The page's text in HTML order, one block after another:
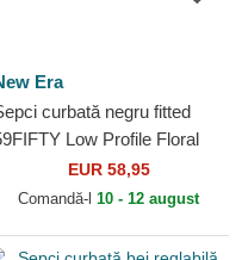
Era
curbată negru fitted
Low Profile Floral
Cord Three Looms Printed
Corduroy de...
EUR 58,95
Comandă-l 10 - 12 august